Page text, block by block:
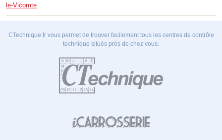
le-Vicomte.
CTechnique.fr vous permet de trouver facilement tous les centres de contrôle
technique situés près de chez vous.